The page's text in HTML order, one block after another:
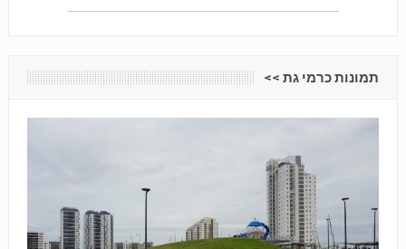
תמונות כרמי גת <<